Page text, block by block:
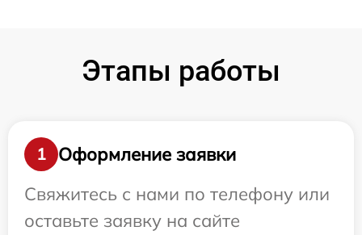
Этапы работы
1
Оформление заявки
Свяжитесь с нами по телефону или
оставьте заявку на сайте